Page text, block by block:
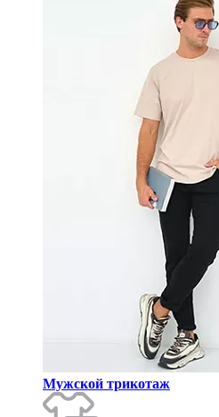
Мужской трикотаж